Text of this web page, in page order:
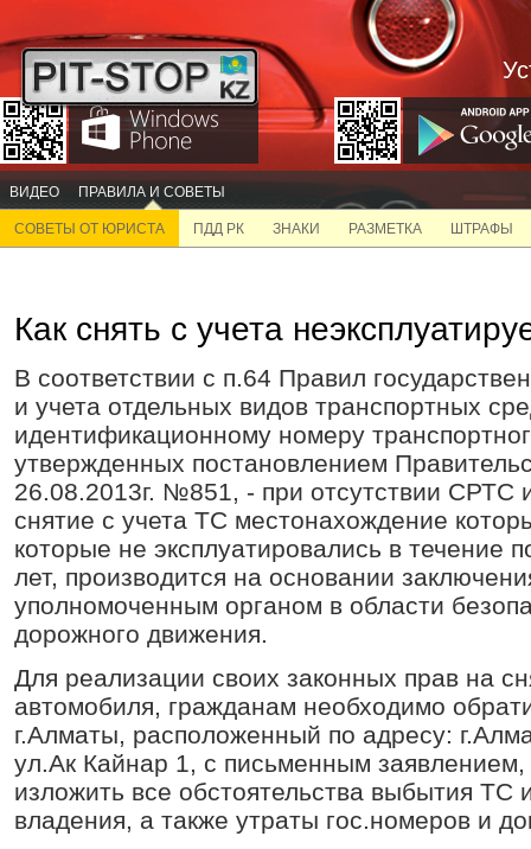
ВИДЕО ПРАВИЛА И СОВЕТЫ
СОВЕТЫ ОТ ЮРИСТА ПДД РК ЗНАКИ РАЗМЕТКА ШТРАФЫ
Как снять с учета
В соответствии с п.64 Правил
и учета отдельных видов транспортных
идентификационному номеру
утвержденных постановлением
26.08.2013г. №851, - при отсутствии СРТС
снятие с учета ТС местонахождение
которые не эксплуатировались в течение
лет, производится на основании
уполномоченным органом в области
дорожного движения.
Для реализации своих законных прав на
автомобиля, гражданам необходимо
г.Алматы, расположенный по адресу:
ул.Ак Кайнар 1, с письменным заявлением,
изложить все обстоятельства выбытия ТС
владения, а также утраты гос.номеров и